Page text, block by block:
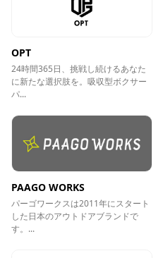
OPT
24時間365日、挑戦し続けるあなた
に新たな選択肢を。吸収型ボクサー
パ...
PAAGO WORKS
パーゴワークスは2011年にスタート
した日本のアウトドアブランドで
す。...